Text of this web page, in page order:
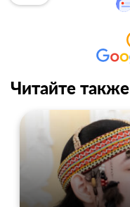
Читайте также